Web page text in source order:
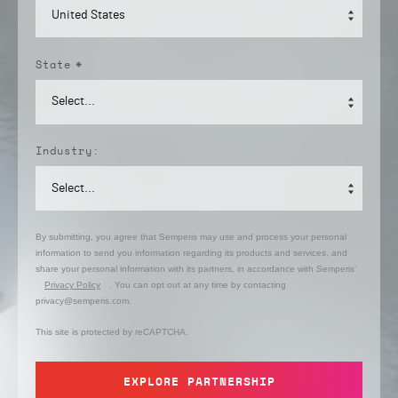
*
State
Industry:
By submitting, you agree that Semperis may use and process your personal
information to send you information regarding its products and services, and
share your personal information with its partners, in accordance with Semperis’
Privacy Policy
. You can opt out at any time by contacting
privacy@semperis.com.
This site is protected by reCAPTCHA.
EXPLORE PARTNERSHIP